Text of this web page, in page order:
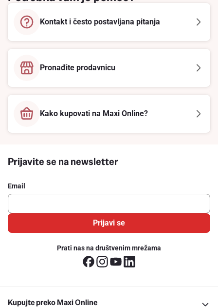
Kontakt i često postavljana pitanja
Pronađite prodavnicu
Kako kupovati na Maxi Online?
Prijavite se na newsletter
Email
Prijavi se
Prati nas na društvenim mrežama
Kupujte preko Maxi Online